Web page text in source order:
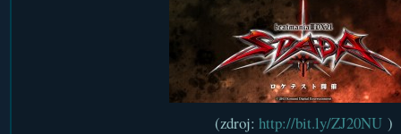
(zdroj: http://bit.ly/ZJ20NU)